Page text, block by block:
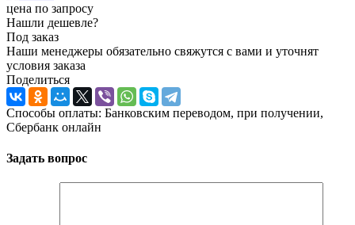
цена по запросу
Нашли дешевле?
Под заказ
Наши менеджеры обязательно свяжутся с вами и уточнят
условия заказа
Поделиться
Способы оплаты: Банковским переводом, при получении,
Сбербанк онлайн
Задать вопрос